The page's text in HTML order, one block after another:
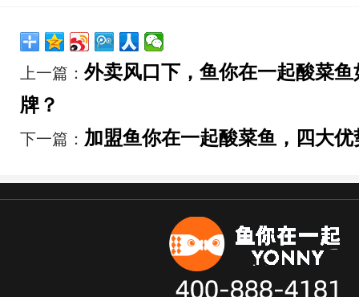
上一篇： 外卖风口下，鱼你在一起酸菜
牌？
下一篇： 加盟鱼你在一起酸菜鱼，四大